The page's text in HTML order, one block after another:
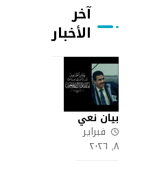
آخر
الأخبار
بيان نعي
فبراير
٨, ٢٠٢٦